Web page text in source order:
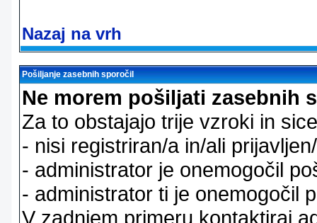
Nazaj na vrh
Pošiljanje zasebnih sporočil
Ne morem pošiljati zasebnih
Za to obstajajo trije vzroki in
- nisi registriran/a in/ali
- administrator je onemogočil
- administrator ti je onemogočil
V zadnjem primeru kontaktiraj